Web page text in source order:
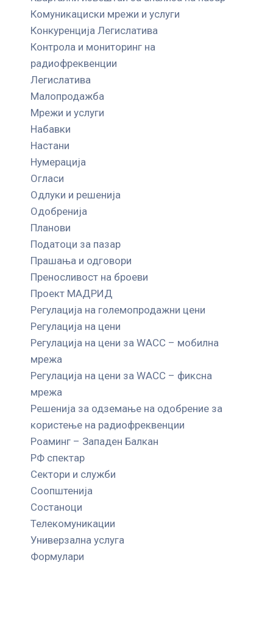
Комуникациски мрежи и услуги
Конкуренција Легислатива
Контрола и мониторинг на
радиофреквенции
Легислатива
Малопродажба
Мрежи и услуги
Набавки
Настани
Нумерација
Огласи
Одлуки и решенија
Одобренија
Планови
Податоци за пазар
Прашања и одговори
Преносливост на броеви
Проект МАДРИД
Регулација на големопродажни цени
Регулација на цени
Регулација на цени за WACC – мобилна
мрежа
Регулација на цени за WACC – фиксна
мрежа
Решенија за одземање на одобрение за
користење на радиофреквенции
Роаминг – Западен Балкан
РФ спектар
Сектори и служби
Соопштенија
Состаноци
Телекомуникации
Универзална услуга
Формулари